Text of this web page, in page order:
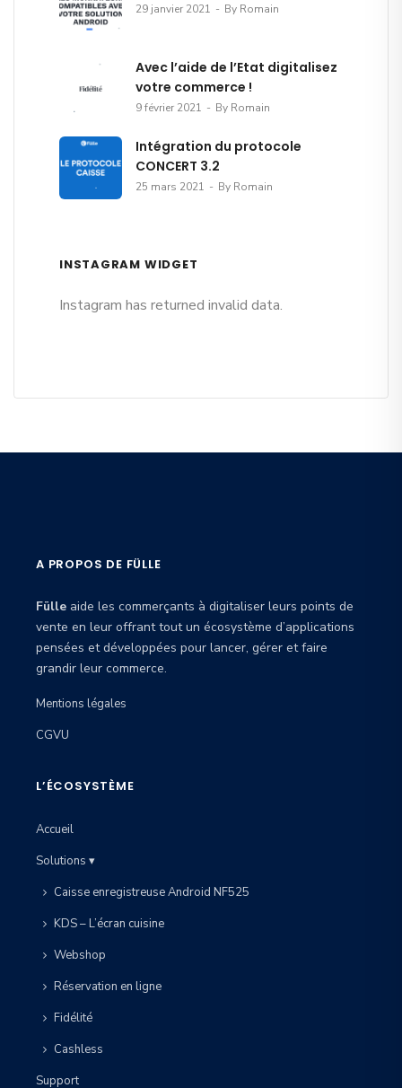
29 janvier 2021 By Romain
Avec l’aide de l’Etat digitalisez
votre commerce !
9 février 2021 By Romain
Intégration du protocole
CONCERT 3.2
25 mars 2021 By Romain
INSTAGRAM WIDGET
Instagram has returned invalid data.
A PROPOS DE FÜLLE
Fülle aide les commerçants à digitaliser leurs points de
vente en leur offrant tout un écosystème d’applications
pensées et développées pour lancer, gérer et faire
grandir leur commerce.
Mentions légales
CGVU
L’ÉCOSYSTÈME
Accueil
Solutions ▾
Caisse enregistreuse Android NF525
KDS – L’écran cuisine
Webshop
Réservation en ligne
Fidélité
Cashless
Support